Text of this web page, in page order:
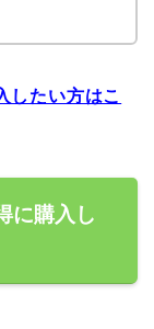
したい方はこ
に購入し